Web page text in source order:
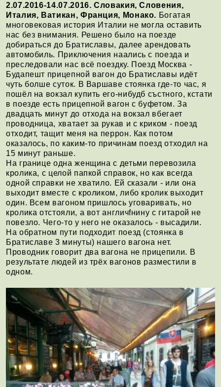
2.07.2016-14.07.2016. Словакия, Словения,
Италия, Ватикан, Франция, Монако. Богатая
многовековая история Италии не могла оставить
нас без внимания. Решено было на поезде
добираться до Братиславы, далее арендовать
автомобиль. Приключения наались с поезда и
преследовали нас всё поездку. Поезд Москва -
Будапешт прицепной вагон до Братиславы идёт
чуть болше суток. В Варшаве стоянка где-то час, я
пошёл на вокзал купить его-нибудб състного, кстати
в поезде есть прицепной вагон с буфетом. За
двадцать минут до отхода на вокзал вбегает
проводница, хватает за рукав и с криком - поезд
отходит, тащит меня на перрон. Как потом
оказалось, по каким-то причинам поезд отходил на
15 минут раньше.
На границе одна женщина с детьми перевозила
кролика, с целой папкой справок, но как всегда
одной справки не хватило. Ей сказали - или она
выходит вместе с кроликом, либо кролик выходит
один. Всем вагоном пришлось уговаривать, но
кролика отстояли, а вот англичfнину с гитарой не
повезло. Чего-то у него не оказалось - высадили.
На обратном пути подходит поезд (стоянка в
Братиславе 3 минуты) нашего вагона нет.
Проводник говорит два вагона не прицепили. В
результате людей из трёх вагонов разместили в
одном.